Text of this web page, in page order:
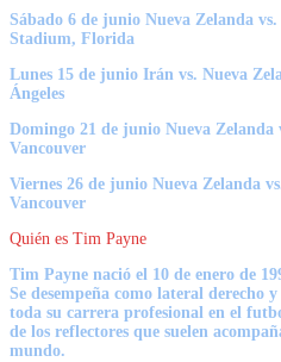
Sábado 6 de junio Nueva Zelanda
Stadium, Florida
Lunes 15 de junio Irán vs. Nueva
Ángeles
Domingo 21 de junio Nueva Zelanda
Vancouver
Viernes 26 de junio Nueva Zelanda
Vancouver
Quién es Tim Payne
Tim Payne nació el 10 de enero de
Se desempeña como lateral derecho
toda su carrera profesional en el
de los reflectores que suelen
mundo.